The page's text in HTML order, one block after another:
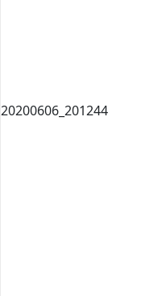
20200606_201244